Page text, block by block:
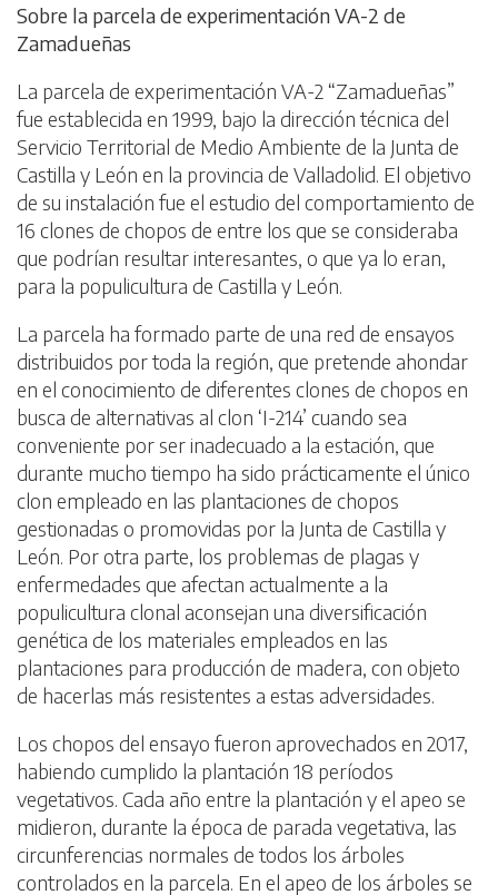
Sobre la parcela de experimentación VA-2 de
Zamadueñas
La parcela de experimentación VA-2 “Zamadueñas”
fue establecida en 1999, bajo la dirección técnica del
Servicio Territorial de Medio Ambiente de la Junta de
Castilla y León en la provincia de Valladolid. El objetivo
de su instalación fue el estudio del comportamiento de
16 clones de chopos de entre los que se consideraba
que podrían resultar interesantes, o que ya lo eran,
para la populicultura de Castilla y León.
La parcela ha formado parte de una red de ensayos
distribuidos por toda la región, que pretende ahondar
en el conocimiento de diferentes clones de chopos en
busca de alternativas al clon ‘I-214’ cuando sea
conveniente por ser inadecuado a la estación, que
durante mucho tiempo ha sido prácticamente el único
clon empleado en las plantaciones de chopos
gestionadas o promovidas por la Junta de Castilla y
León. Por otra parte, los problemas de plagas y
enfermedades que afectan actualmente a la
populicultura clonal aconsejan una diversificación
genética de los materiales empleados en las
plantaciones para producción de madera, con objeto
de hacerlas más resistentes a estas adversidades.
Los chopos del ensayo fueron aprovechados en 2017,
habiendo cumplido la plantación 18 períodos
vegetativos. Cada año entre la plantación y el apeo se
midieron, durante la época de parada vegetativa, las
circunferencias normales de todos los árboles
controlados en la parcela. En el apeo de los árboles se